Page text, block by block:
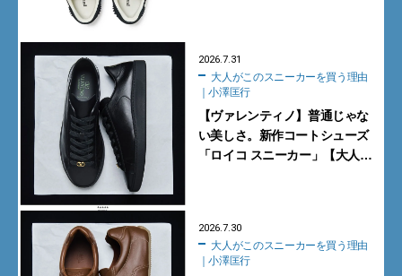
2026.7.31
｜小澤匡行
【ヴァレンティノ】普通じゃな
い美しさ。新作コートシューズ
「ロイコ スニーカー」【大人が
2026.7.30
｜小澤匡行